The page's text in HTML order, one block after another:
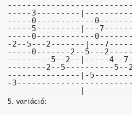
-----3---------
-----0------------
-----5---------|---
-----0------------
-2--5---2-------|---
-----0-------2--5---
---------5--2--|-----4--
--------2--5----------5--
---------------|-
-
---------------
5. variáció: